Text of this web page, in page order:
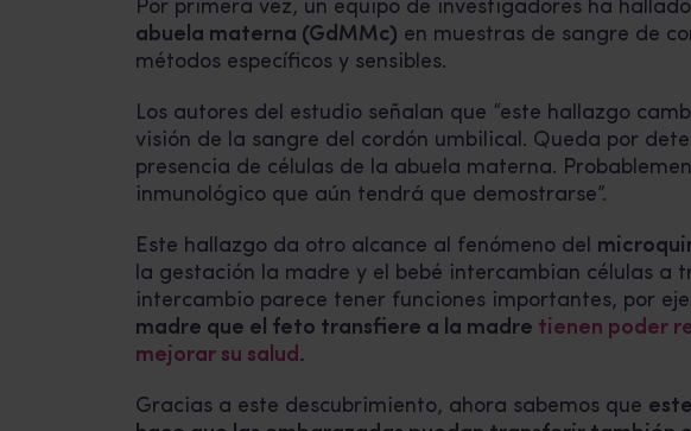
Por primera vez, un equipo de investigadores ha
abuela materna (GdMMc) en muestras de sangre de
métodos específicos y sensibles.
Los autores del estudio señalan que “este hallazgo
visión de la sangre del cordón umbilical. Queda por
presencia de células de la abuela materna.
inmunológico que aún tendrá que demostrarse”.
Este hallazgo da otro alcance al fenómeno del
la gestación la madre y el bebé intercambian células a
intercambio parece tener funciones importantes, por
madre que el feto transfiere a la madre tienen poder
mejorar su salud.
Gracias a este descubrimiento, ahora sabemos que